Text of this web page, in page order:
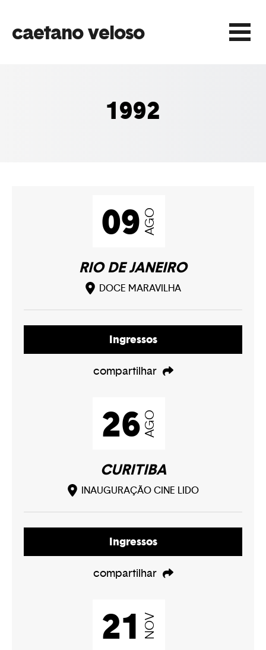
caetano veloso
1992
09AGO
RIO DE JANEIRO
DOCE MARAVILHA
Ingressos
compartilhar
26AGO
CURITIBA
INAUGURAÇÃO CINE LIDO
Ingressos
compartilhar
21 NOV